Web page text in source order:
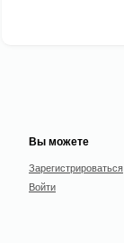
Вы можете
Зарегистрироваться
Войти